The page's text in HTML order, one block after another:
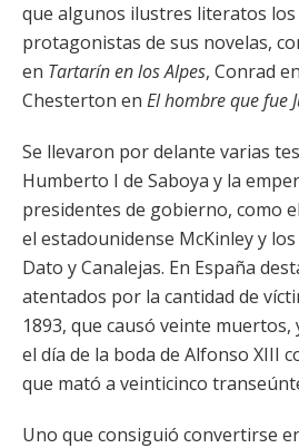
que algunos ilustres literatos
protagonistas de sus novelas,
en Tartarín en los Alpes, Conrad en
Chesterton en El hombre que fue
Se llevaron por delante varias
Humberto I de Saboya y la
presidentes de gobierno, como
el estadounidense McKinley y
Dato y Canalejas. En España
atentados por la cantidad de
1893, que causó veinte
el día de la boda de Alfonso XIII
que mató a veinticinco
Uno que consiguió convertirse